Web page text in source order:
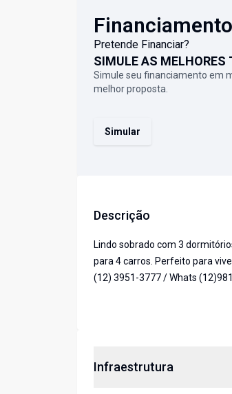
Pretende Financiar?
SIMULE AS MELHORES
Simule seu financiamento em
melhor proposta.
Simular
Descrição
Lindo sobrado com 3
para 4 carros. Perfeito para
(12) 3951-3777 / Whats
Infraestrutura